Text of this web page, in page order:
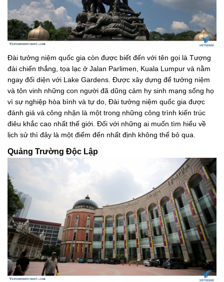
Đài tưởng niệm quốc gia còn được biết đến với tên gọi là Tượng
đài chiến thắng, tọa lạc ở Jalan Parlimen, Kuala Lumpur và nằm
ngay đối diện với Lake Gardens. Được xây dựng để tưởng niệm
và tôn vinh những con người đã dũng cảm hy sinh mạng sống họ
vì sự nghiệp hòa bình và tự do, Đài tưởng niệm quốc gia được
đánh giá và công nhận là một trong những công trình kiến trúc
điêu khắc cao nhất thế giới. Đối với những ai muốn tìm hiểu về
lịch sử thì đây là một điểm đến nhất định không thể bỏ qua.
Quảng Trường Độc Lập